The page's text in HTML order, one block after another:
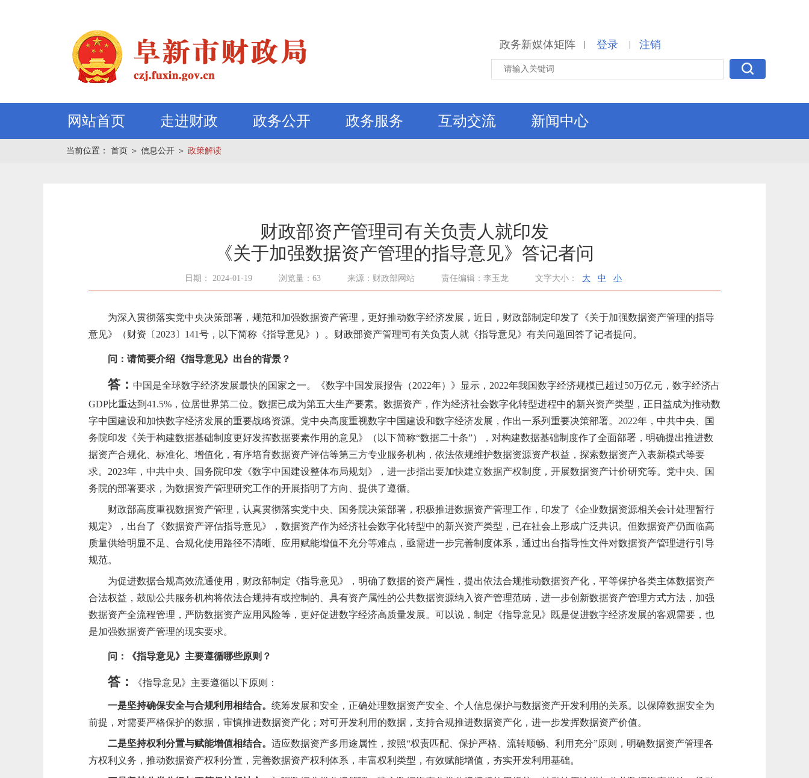
政务新媒体矩阵 | 登录 | 注销
网站首页 走进财政 政务公开 政务服务 互动交流 新闻中心
当前位置： 首页 ＞ 信息公开 ＞ 政策解读
财政部资产管理司有关负责人就印发
《关于加强数据资产管理的指导意见》答记者问
日期： 2024-01-19 浏览量：63 来源：财政部网站 责任编辑：李玉龙 文字大小： 大 中 小
为深入贯彻落实党中央决策部署，规范和加强数据资产管理， 更好推动数字经济发展 ， 近日，财政部制定印发了
《关于加强数据资产管理的指导
意见》（财资〔 2023〕 141号，以下简称《指导意见》）。财政部资产管理司有关负责人就《指导意见》有关问题回答了记者提问。
问： 请简要介绍《指导意见》出台的背景？
答： 中国是全球数字经济发展最快的国家之一。 《数字中国发展报告（2022年）》显示， 2022年我国数字经济规模已超过50万亿元，数字经济占
GDP比重达到41.5%，位居世界第二位。数据已成为第五大生产要素。 数据资产，作为经济社会数字化转型进程中的新兴资产类型，正日益成为推动数
字中国建设和加快数字经济发展的重要战略资源。党中央高度重视数字中国建设和数字经济发展，作出一系列重要决策部署。2022年， 中共中央 、国
务院印发《关于构建数据基础制度更好发挥数据要素作用的意见》
（以下简称“数据二十条”） ，对构建数据基础制度作了全面部署，明确提出推进数
据资产合规化、标准化、增值化，有序培育数据资产评估等第三方专业服务机构，依法依规维护数据资源资产权益，探索数据资产入表新模式等要
求。2023年， 中共中央、 国务院印发《数字中国建设整体布局规划》，进一步指出要加快建立数据产权制度，开展数据资产计价研究等。 党中央、国
务院的部署要求，为数据资产管理研究工作的开展指明了方向、提供了遵循。
财政部高度重视数据资产管理，认真贯彻落实党中央、国务院决策部署，积极推进数据资产管理工作， 印发了《企业数据资源相关会计处理暂行
规定》，出台了《数据资产评估指导意见》，数据资产作为经济社会数字化转型中的新兴资产类型，已在社会上形成广泛共识。但数据资产仍面临高
质量供给明显不足、合规化使用路径不清晰、应用赋能增值不充分等难点 ，亟需进一步完善制度体系，通过出台指导性文件对数据资产管理进行引导
规范。
为促进数据合规高效流通使用 ， 财政部制定《指导意见》，明确了数据的资产属性，提出依法合规推动数据资产化，平等保护各类主体数据资产
合法权益，鼓励公共服务机构将依法合规持有或控制的、具有资产属性的公共数据资源纳入资产管理范畴，进一步创新数据资产管理方式方法，加强
数据资产全流程管理，严防数据资产应用风险等，更好促进数字经济高质量发展。 可以说，制定《指导意见》既是促进数字经济发展的客观需要，也
是加强数据资产管理的现实要求。
问： 《指导意见》主要遵循哪些原则？
答： 《指导意见》主要遵循以下原则：
一是坚持确保安全与合规利用相结合。 统筹发展和安全，正确处理数据资产安全、个人信息保护与数据资产开发利用的关系。以保障数据安全为
前提，对需要严格保护的数据，审慎推进数据资产化；对可开发利用的数据，支持合规推进数据资产化，进一步发挥数据资产价值。
二是坚持权利分置与赋能增值相结合。 适应数据资产多用途属性，按照“权责匹配、保护严格、流转顺畅、利用充分”原则
，明确数据资产管理各
方权利义务，推动数据资产权利分置，完善数据资产权利体系，丰富权利类型，有效赋能增值，夯实开发利用基础。